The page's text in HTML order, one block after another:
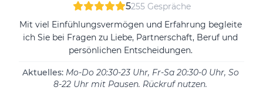
5255 Gespräche
Mit viel Einfühlungsvermögen und Erfahrung begleite
ich Sie bei Fragen zu Liebe, Partnerschaft, Beruf und
persönlichen Entscheidungen.
Aktuelles: Mo-Do 20:30-23 Uhr, Fr-Sa 20:30-0 Uhr, So
8-22 Uhr mit Pausen. Rückruf nutzen.